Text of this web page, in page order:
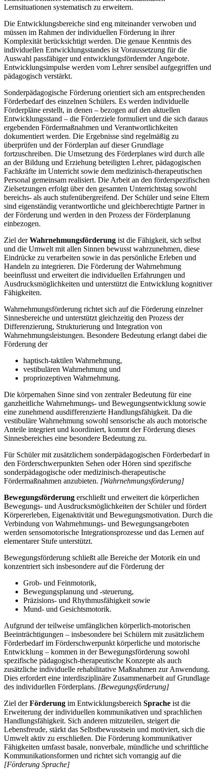
Lernsituationen systematisch zu erweitern.
Die Entwicklungsbereiche sind eng miteinander verwoben und
müssen im Rahmen der individuellen Förderung in ihrer
Komplexität berücksichtigt werden. Die genaue Kenntnis des
individuellen Entwicklungsstandes ist Voraussetzung für die
Auswahl passfähiger und entwicklungsfördernder Angebote.
Entwicklungsimpulse werden vom Lehrer sensibel aufgegriffen und
pädagogisch verstärkt.
Sonderpädagogische Förderung orientiert sich am entsprechenden
Förderbedarf des einzelnen Schülers. Es werden individuelle
Förderpläne erstellt, in denen – bezogen auf den aktuellen
Entwicklungsstand – die Förderziele formuliert und die sich daraus
ergebenden Fördermaßnahmen und Verantwortlichkeiten
dokumentiert werden. Die Ergebnisse sind regelmäßig zu
überprüfen und der Förderplan auf dieser Grundlage
fortzuschreiben. Die Umsetzung des Förderplanes wird durch alle
an der Bildung und Erziehung beteiligten Lehrer, pädagogischen
Fachkräfte im Unterricht sowie dem medizinisch-therapeutischen
Personal gemeinsam realisiert. Die Arbeit an den förderspezifischen
Zielsetzungen erfolgt über den gesamten Unterrichtstag sowohl
bereichs- als auch stufenübergreifend. Der Schüler und seine Eltern
sind eigenständig verantwortliche und gleichberechtigte Partner in
der Förderung und werden in den Prozess der Förderplanung
einbezogen.
Ziel derWahrnehmungsförderung ist die Fähigkeit, sich selbst
und die Umwelt mit allen Sinnen bewusst wahrzunehmen, diese
Eindrücke zu verarbeiten sowie in das persönliche Erleben und
Handeln zu integrieren. Die Förderung der Wahrnehmung
beeinflusst und erweitert die individuellen Erfahrungen und
Ausdrucksmöglichkeiten und unterstützt die Entwicklung kognitiver
Fähigkeiten.
Wahrnehmungsförderung richtet sich auf die Förderung einzelner
Sinnesbereiche und unterstützt gleichzeitig den Prozess der
Differenzierung, Strukturierung und Integration von
Wahrnehmungsleistungen. Besondere Bedeutung erlangt dabei die
Förderung der
haptisch-taktilen Wahrnehmung,
vestibulären Wahrnehmung und
propriozeptiven Wahrnehmung.
Die körpernahen Sinne sind von zentraler Bedeutung für eine
ganzheitliche Wahrnehmungs- und Bewegungsentwicklung sowie
eine zunehmend ausdifferenzierte Handlungsfähigkeit. Da die
vestibuläre Wahrnehmung sowohl sensorische als auch motorische
Anteile integriert und koordiniert, kommt der Förderung dieses
Sinnesbereiches eine besondere Bedeutung zu.
Für Schüler mit zusätzlichem sonderpädagogischen Förderbedarf in
den Förderschwerpunkten Sehen oder Hören sind spezifische
sonderpädagogische oder medizinisch-therapeutische
Fördermaßnahmen anzubieten. [Wahrnehmungsförderung]
Bewegungsförderung erschließt und erweitert die körperlichen
Bewegungs- und Ausdrucksmöglichkeiten der Schüler und fördert
Körpererleben, Eigenaktivität und Bewegungsmotivation. Durch die
Verbindung von Wahrnehmungs- und Bewegungsangeboten
werden sensomotorische Integrationsprozesse und das Lernen auf
elementarer Stufe unterstützt.
Bewegungsförderung schließt alle Bereiche der Motorik ein und
konzentriert sich insbesondere auf die Förderung der
Grob- und Feinmotorik,
Bewegungsplanung und -steuerung,
Präzisions- und Rhythmusfähigkeit sowie
Mund- und Gesichtsmotorik.
Aufgrund der teilweise umfänglichen körperlich-motorischen
Beeinträchtigungen – insbesondere bei Schülern mit zusätzlichem
Förderbedarf im Förderschwerpunkt körperliche und motorische
Entwicklung – kommen in der Bewegungsförderung sowohl
spezifische pädagogisch-therapeutische Konzepte als auch
zusätzliche individuelle rehabilitative Maßnahmen zur Anwendung.
Dies erfordert eine interdisziplinäre Zusammenarbeit auf Grundlage
des individuellen Förderplans. [Bewegungsförderung]
Ziel derFörderung im Entwicklungsbereich Sprache ist die
Erweiterung der individuellen kommunikativen und sprachlichen
Handlungsfähigkeit. Sich anderen mitzuteilen, steigert die
Lebensfreude, stärkt das Selbstbewusstsein und motiviert, sich die
Umwelt aktiv zu erschließen. Die Förderung kommunikativer
Fähigkeiten umfasst basale, nonverbale, mündliche und schriftliche
Kommunikationsformen und richtet sich vorrangig auf die
[Förderung Sprache]